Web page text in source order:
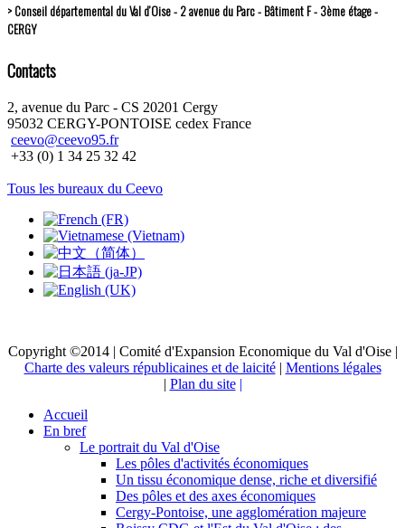
> Conseil départemental du Val d’Oise - 2 avenue du Parc - Bâtiment F - 3ème étage -
CERGY
Contacts
2, avenue du Parc - CS 20201 Cergy
95032 CERGY-PONTOISE cedex France
ceevo@ceevo95.fr
+33 (0) 1 34 25 32 42
Tous les bureaux du Ceevo
Copyright ©2014 | Comité d'Expansion Economique du Val d'Oise |
Charte des valeurs républicaines et de laicité| Mentions légales
| Plan du site |
Accueil
En bref
Le portrait du Val d'Oise
Les pôles d'activités économiques
Un tissu économique dense, riche et diversifié
Des pôles et des axes économiques
Cergy-Pontoise, une agglomération majeure